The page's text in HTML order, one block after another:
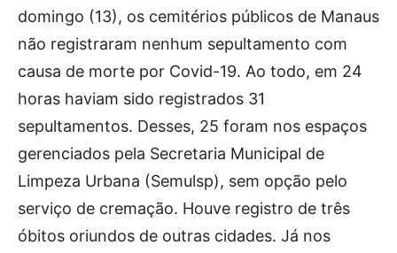
domingo (13), os cemitérios públicos de Manaus
não registraram nenhum sepultamento com
causa de morte por Covid-19. Ao todo, em 24
horas haviam sido registrados 31
sepultamentos. Desses, 25 foram nos espaços
gerenciados pela Secretaria Municipal de
Limpeza Urbana (Semulsp), sem opção pelo
serviço de cremação. Houve registro de três
óbitos oriundos de outras cidades. Já nos